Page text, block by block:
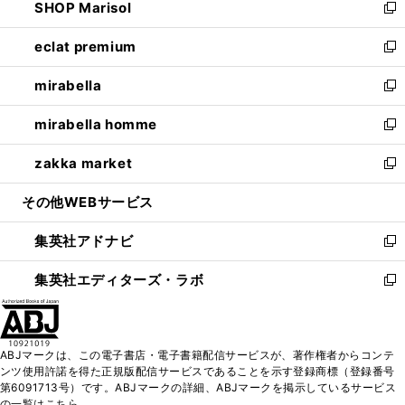
く
で
開
く
ド
ウ
で
開
く
ィ
ン
ド
ウ
で
開
く
い
ウ
ィ
ン
ド
ウ
で
開
く
SHOP Marisol
新
し
い
ウ
ィ
ン
ド
ウ
で
開
eclat premium
新
し
い
ウ
ィ
ン
ド
ウ
開
く
mirabella
新
し
い
ウ
ィ
ン
ウ
で
開
く
mirabella homme
新
し
い
ウ
ン
ド
ウ
で
zakka market
新
し
ウ
ィ
ン
ド
く
その他WEBサービス
集英社アドナビ
新
し
い
ド
ウ
で
集英社エディターズ・ラボ
新
ィ
ン
ド
ABJマークは、この電子書店・電子書籍配信サービスが、著作権者からコンテ
ンツ使用許諾を得た正規版配信サービスであることを示す登録商標（登録番号
第6091713号）です。ABJマークの詳細、ABJマークを掲示しているサービス